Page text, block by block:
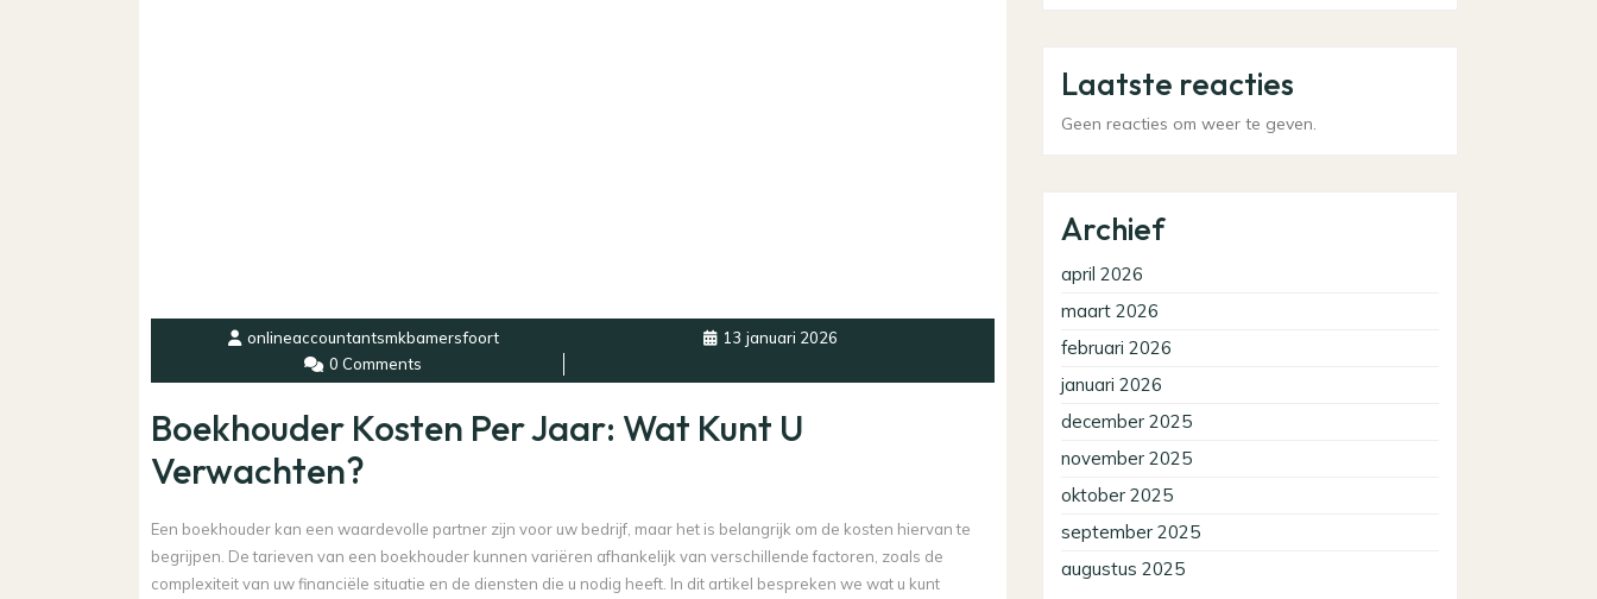
onlineaccountantsmkbamersfoort
13 januari 2026
0 Comments
Boekhouder Kosten Per Jaar: Wat Kunt U
Verwachten?
Een boekhouder kan een waardevolle partner zijn voor uw bedrijf, maar het is belangrijk om de kosten hiervan te
begrijpen. De tarieven van een boekhouder kunnen variëren afhankelijk van verschillende factoren, zoals de
complexiteit van uw financiële situatie en de diensten die u nodig heeft. In dit artikel bespreken we wat u kunt
Laatste reacties
Geen reacties om weer te geven.
Archief
april 2026
maart 2026
februari 2026
januari 2026
december 2025
november 2025
oktober 2025
september 2025
augustus 2025